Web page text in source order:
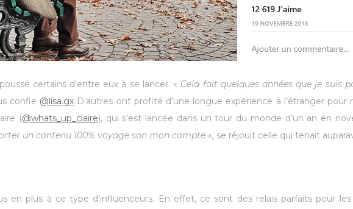
certains d’entre eux à se lancer. « Cela fait quelques années que je suis
confie @lisa.gx D’autres ont profité d’une longue expérience à l’étranger
(@whats_up_claire), qui s’est lancée dans un tour du monde d’un an en
un contenu 100% voyage son mon compte », se réjouit celle qui tenait
en plus à ce type d’influenceurs. En effet, ce sont des relais parfaits pour